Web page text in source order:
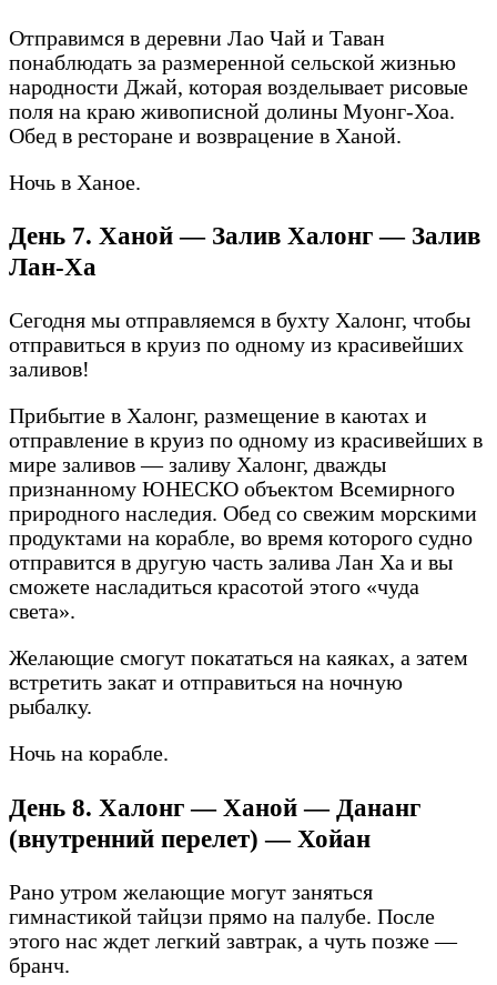
Отправимся в деревни Лао Чай и Таван
понаблюдать за размеренной сельской жизнью
народности Джай, которая возделывает рисовые
поля на краю живописной долины Муонг-Хоа.
Обед в ресторане и возврацение в Ханой.
Ночь в Ханое.
День 7. Ханой — Залив Халонг — Залив
Лан-Ха
Сегодня мы отправляемся в бухту Халонг, чтобы
отправиться в круиз по одному из красивейших
заливов!
Прибытие в Халонг, размещение в каютах и
отправление в круиз по одному из красивейших в
мире заливов — заливу Халонг, дважды
признанному ЮНЕСКО объектом Всемирного
природного наследия. Обед со свежим морскими
продуктами на корабле, во время которого судно
отправится в другую часть залива Лан Ха и вы
сможете насладиться красотой этого «чуда
света».
Желающие смогут покататься на каяках, а затем
встретить закат и отправиться на ночную
рыбалку.
Ночь на корабле.
День 8. Халонг — Ханой — Дананг
(внутренний перелет) — Хойан
Рано утром желающие могут заняться
гимнастикой тайцзи прямо на палубе. После
этого нас ждет легкий завтрак, а чуть позже —
бранч.